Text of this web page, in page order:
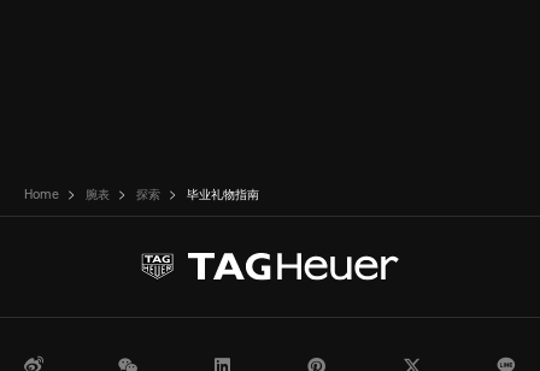
Home 腕表 探索 毕业礼物指南
微博 WeChat Pinterest